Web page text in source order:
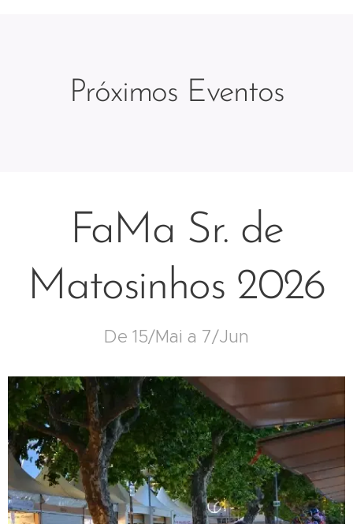
Próximos Eventos
FaMa Sr. de
Matosinhos 2026
De 15/Mai a 7/Jun